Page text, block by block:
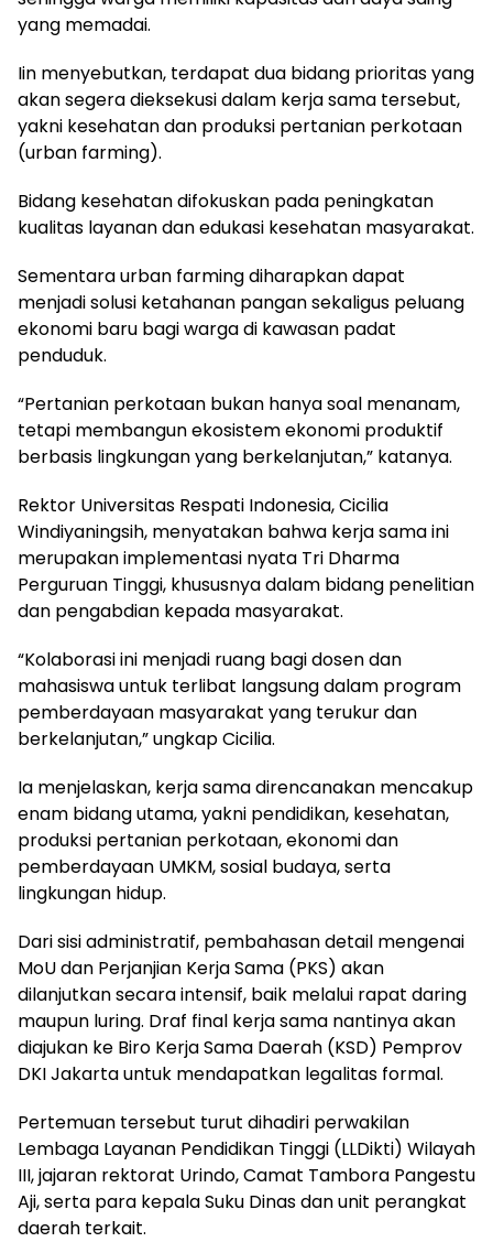
yang memadai.
Iin menyebutkan, terdapat dua bidang prioritas yang
akan segera dieksekusi dalam kerja sama tersebut,
yakni kesehatan dan produksi pertanian perkotaan
(urban farming).
Bidang kesehatan difokuskan pada peningkatan
kualitas layanan dan edukasi kesehatan masyarakat.
Sementara urban farming diharapkan dapat
menjadi solusi ketahanan pangan sekaligus peluang
ekonomi baru bagi warga di kawasan padat
penduduk.
“Pertanian perkotaan bukan hanya soal menanam,
tetapi membangun ekosistem ekonomi produktif
berbasis lingkungan yang berkelanjutan,” katanya.
Rektor Universitas Respati Indonesia, Cicilia
Windiyaningsih, menyatakan bahwa kerja sama ini
merupakan implementasi nyata Tri Dharma
Perguruan Tinggi, khususnya dalam bidang penelitian
dan pengabdian kepada masyarakat.
“Kolaborasi ini menjadi ruang bagi dosen dan
mahasiswa untuk terlibat langsung dalam program
pemberdayaan masyarakat yang terukur dan
berkelanjutan,” ungkap Cicilia.
Ia menjelaskan, kerja sama direncanakan mencakup
enam bidang utama, yakni pendidikan, kesehatan,
produksi pertanian perkotaan, ekonomi dan
pemberdayaan UMKM, sosial budaya, serta
lingkungan hidup.
Dari sisi administratif, pembahasan detail mengenai
MoU dan Perjanjian Kerja Sama (PKS) akan
dilanjutkan secara intensif, baik melalui rapat daring
maupun luring. Draf final kerja sama nantinya akan
diajukan ke Biro Kerja Sama Daerah (KSD) Pemprov
DKI Jakarta untuk mendapatkan legalitas formal.
Pertemuan tersebut turut dihadiri perwakilan
Lembaga Layanan Pendidikan Tinggi (LLDikti) Wilayah
III, jajaran rektorat Urindo, Camat Tambora Pangestu
Aji, serta para kepala Suku Dinas dan unit perangkat
daerah terkait.